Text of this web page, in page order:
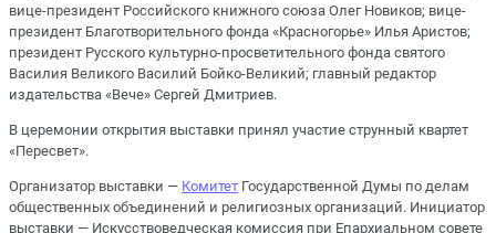
вице-президент Российского книжного союза Олег Новиков; вице-
президент Благотворительного фонда «Красногорье» Илья Аристов;
президент Русского культурно-просветительного фонда святого
Василия Великого Василий Бойко-Великий; главный редактор
издательства «Вече» Сергей Дмитриев.
В церемонии открытия выставки принял участие струнный квартет
«Пересвет».
Организатор выставки — Комитет Государственной Думы по делам
общественных объединений и религиозных организаций. Инициатор
выставки — Искусствоведческая комиссия при Епархиальном совете